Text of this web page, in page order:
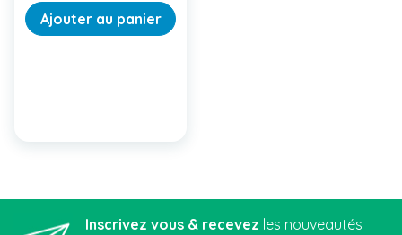
Ajouter au panier
Inscrivez vous & recevez les nouveautés